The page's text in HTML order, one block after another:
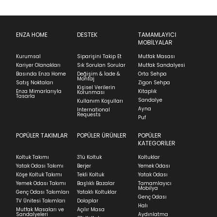
Find in Store
Essentials - Antrasit/Fuşya/Nil Yeşili
Select an option.
Stock moves super-fast. This look-up is an
indication of where stock might be available but
we can't guarantee it'll be there for long.
Kuru temizleme
içinde iade başvurusunda bulunarak sürecinizi
Ürünü iade etmek için, orijinal kutusuyla ve
faturasıyla birlikte göndermelisiniz.
İadenizin kabul edilmesi için, ürünün hasar
görmemiş, kurulumunun yapılmamış ve
kullanılmamış olması gerekmektedir.
İade ve Değişim bölümünü ziyaret ediniz.
Teslimat
Ev tekstili siparişlerinizin kargoya verilme süresi
ortalama 5-24 iş günüdür.
Yatak siparişlerinizin teslim süresi yaşadığınız şehre
ve ürünün stok durumuna göre ortalama 5-24 iş
günüdür.
Panel ve Döşeme grubu ürün siparişlerinizin teslim
Stok Uyarı
Bu ürün stoklarımıza geldiğindeposta
adresinizden sizleri bilgilendireceğiz.
ENZA HOME
Kurumsal
Kariyer Olanakları
Basında Enza Home
Satış Noktaları
Enza Mimarlarıyla
Tasarla
DESTEK
Siparişini Takip Et
Sık Sorulan Sorular
Değişim & İade &
Montaj
Kişisel Verilerin
Korunması
Kullanım Koşulları
International
Requests
TAMAMLAYICI
MOBİLYALAR
Mutfak Masası
Mutfak Sandalyesi
Orta Sehpa
Zigon Sehpa
Kitaplık
Sandalye
Ayna
Puf
POPÜLER TAKIMLAR
Koltuk Takımı
Yatak Odası Takımı
Köşe Koltuk Takımı
Yemek Odası Takımı
Genç Odası Takımları
TV Ünitesi Takımları
Mutfak Masaları ve
Sandalyeleri
POPÜLER ÜRÜNLER
3'lü Koltuk
Berjer
Tekli Koltuk
Başlıklı Bazalar
Yataklı Koltuklar
Dolaplar
Açılır Masa
POPÜLER
KATEGORİLER
Koltuklar
Yemek Odası
Yatak Odası
Tamamlayıcı
Mobilya
Genç Odası
Halı
Aydınlatma